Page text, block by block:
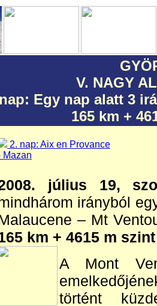
V. NAGY
Egy nap alatt 3
165 km +
2. nap: Aix en Provance
Mazan
július 19,
irányból
– Mt
km + 4615 m szint
A Mont
történt